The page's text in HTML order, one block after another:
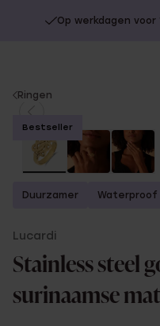
Op werkdagen
You
here:
Ringen
Bestseller
Duurzamer Waterproof
Lucardi
Stainless steel
surinaamse